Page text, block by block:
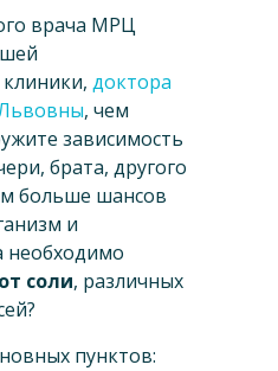
врача МРЦ
доктора
, чем
зависимость
брата, другого
больше шансов
и
необходимо
соли, различных
пунктов: